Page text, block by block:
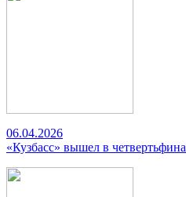
06.04.2026
«Кузбасс» вышел в